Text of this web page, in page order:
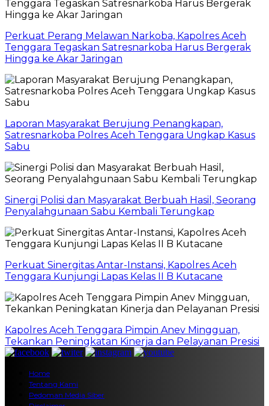
Perkuat Perang Melawan Narkoba, Kapolres Aceh
Tenggara Tegaskan Satresnarkoba Harus Bergerak
Hingga ke Akar Jaringan
Laporan Masyarakat Berujung Penangkapan,
Satresnarkoba Polres Aceh Tenggara Ungkap Kasus
Sabu
Sinergi Polisi dan Masyarakat Berbuah Hasil, Seorang
Penyalahgunaan Sabu Kembali Terungkap
Perkuat Sinergitas Antar-Instansi, Kapolres Aceh
Tenggara Kunjungi Lapas Kelas II B Kutacane
Kapolres Aceh Tenggara Pimpin Anev Mingguan,
Tekankan Peningkatan Kinerja dan Pelayanan Presisi
Home
Tentang Kami
Pedoman Media Siber